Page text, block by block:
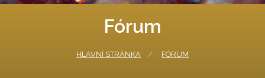
Fórum
HLAVNÍ STRÁNKA FÓRUM